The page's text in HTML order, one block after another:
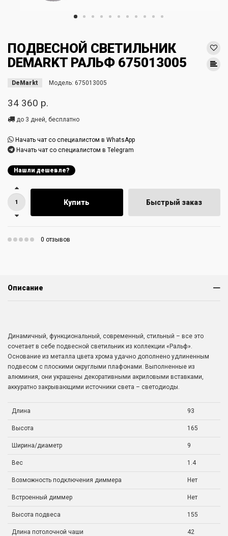
ПОДВЕСНОЙ СВЕТИЛЬНИК
DEMARKT РАЛЬФ 675013005
DeMarkt Модель: 675013005
34 360 р.
до 3 дней, бесплатно
Начать чат со специалистом в WhatsApp
Начать чат со специалистом в Telegram
Нашли дешевле?
Купить Быстрый заказ
0 отзывов
Описание
Динамичный, функциональный, современный, стильный – все это
сочетает в себе подвесной светильник из коллекции «Ральф».
Основание из металла цвета хрома удачно дополнено удлиненным
подвесом с плоскими округлыми плафонами. Выполненные из
алюминия, они украшены декоративными акриловыми вставками,
аккуратно закрывающими источники света – светодиоды.
Длина 93
Высота 165
Ширина/диаметр 9
Вес 1.4
Возможность подключения диммера Нет
Встроенный диммер Нет
Высота подвеса 155
Длина потолочной чаши 42